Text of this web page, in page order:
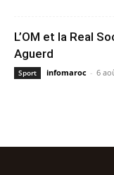
L’OM et la Real
Aguerd
Sport infomaroc - 6